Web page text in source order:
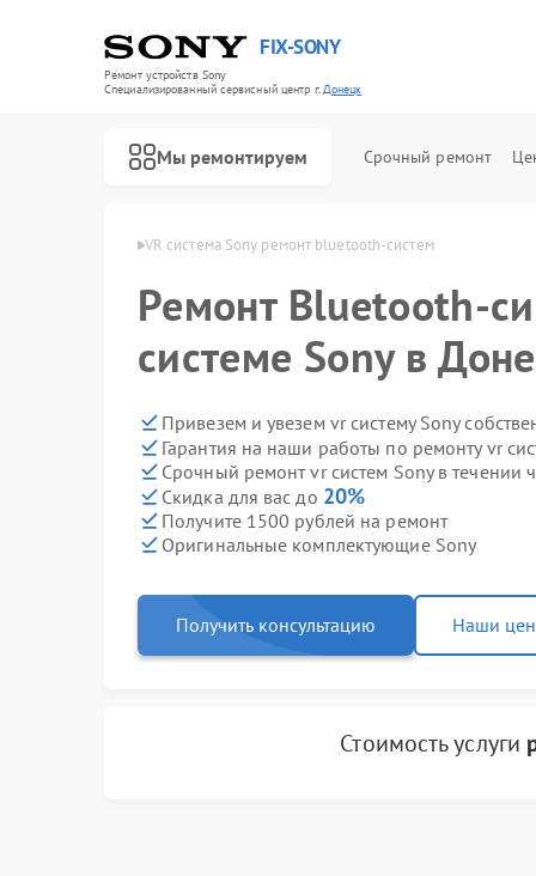
FIX-SONY
Ремонт устройств Sony
Специализированный cервисный центр г.Донецк
Мы ремонтируем Срочный ремонт
VR система Sony ремонт bluetooth-систем
Ремонт Bluetooth-
системе Sony в
Привезем и увезем vr систему Sony
Гарантия на наши работы по ремонту vr
Срочный ремонт vr систем Sony в течении
Скидка для вас до 20%
Получите 1500 рублей на ремонт
Оригинальные комплектующие Sony
Получить консультацию Наши
Стоимость услуги